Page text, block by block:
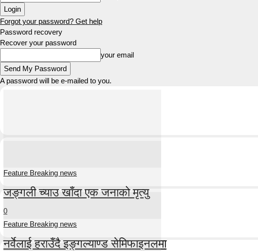
Forgot your password? Get help
Password recovery
Recover your password
your email
A password will be e-mailed to you.
Feature Breaking news
जङ्गली च्याउ खाँदा एक जनाको मृत्यु
0
Feature Breaking news
नर्वेलाई हराउँदै इङ्गल्याण्ड सेमिफाइनलमा